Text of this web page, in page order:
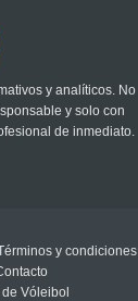
y analíticos. No
y solo con
de inmediato.
y condiciones
Vóleibol